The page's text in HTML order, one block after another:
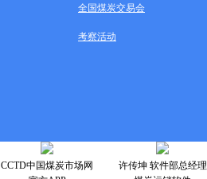
全国煤炭交易会
考察活动
CCTD中国煤炭市场网
许传坤 软件部总经理